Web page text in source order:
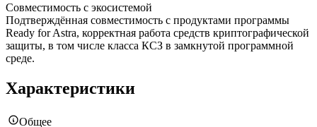
Совместимость с экосистемой
Подтверждённая совместимость с продуктами программы
Ready for Astra, корректная работа средств криптографической
защиты, в том числе класса КСЗ в замкнутой программной
среде.
Характеристики
Общее